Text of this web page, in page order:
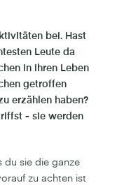
bei. Hast
Leute da
in ihren Leben
getroffen
erzählen haben?
- sie werden
du sie die ganze
zu achten ist